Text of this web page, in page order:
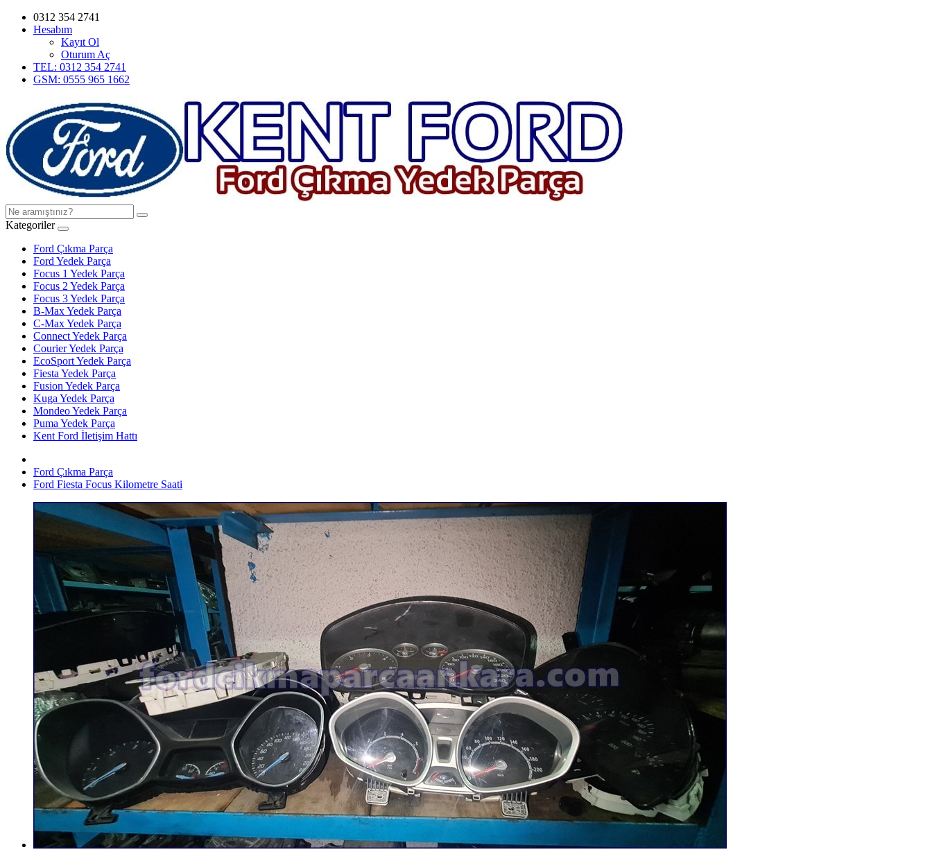
0312 354 2741
Hesabım
Kayıt Ol
Oturum Aç
TEL: 0312 354 2741
GSM: 0555 965 1662
Kategoriler
Ford Çıkma Parça
Ford Yedek Parça
Focus 1 Yedek Parça
Focus 2 Yedek Parça
Focus 3 Yedek Parça
B-Max Yedek Parça
C-Max Yedek Parça
Connect Yedek Parça
Courier Yedek Parça
EcoSport Yedek Parça
Fiesta Yedek Parça
Fusion Yedek Parça
Kuga Yedek Parça
Mondeo Yedek Parça
Puma Yedek Parça
Kent Ford İletişim Hattı
Ford Çıkma Parça
Ford Fiesta Focus Kilometre Saati